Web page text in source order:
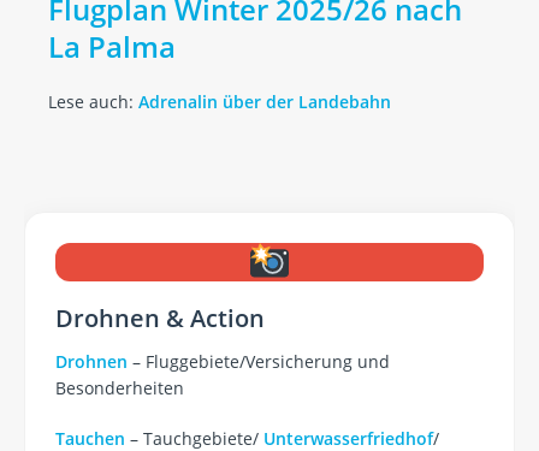
Flugplan Winter 2025/26 nach
La Palma
Lese auch: Adrenalin über der Landebahn
Drohnen & Action
Drohnen – Fluggebiete/Versicherung und
Besonderheiten
Tauchen – Tauchgebiete/ Unterwasserfriedhof/